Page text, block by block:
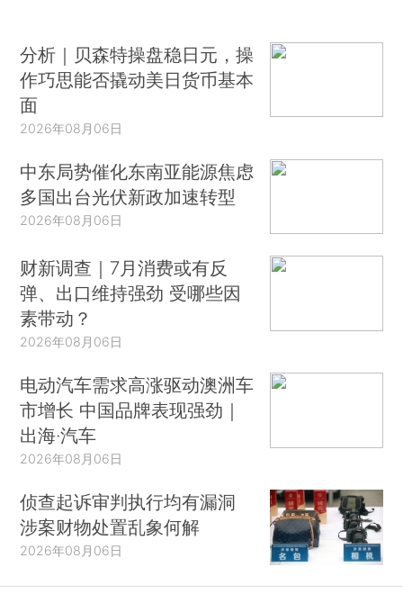
分析｜贝森特操盘稳日元，操
作巧思能否撬动美日货币基本
面
2026年08月06日
中东局势催化东南亚能源焦虑
多国出台光伏新政加速转型
2026年08月06日
财新调查｜7月消费或有反
弹、出口维持强劲 受哪些因
素带动？
2026年08月06日
电动汽车需求高涨驱动澳洲车
市增长 中国品牌表现强劲｜
出海·汽车
2026年08月06日
侦查起诉审判执行均有漏洞
涉案财物处置乱象何解
2026年08月06日